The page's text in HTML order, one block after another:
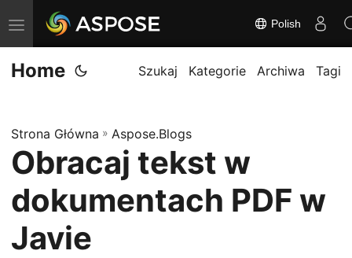
P
r
z
ą
c
n
a
w
Polish
Home Szukaj Kategorie Archiwa Tagi
Strona Główna » Aspose.Blogs
Obracaj tekst w
dokumentach PDF w
Javie